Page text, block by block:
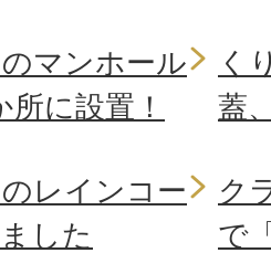
マンホール
に設置！
く
蓋
レインコー
した
ク
で